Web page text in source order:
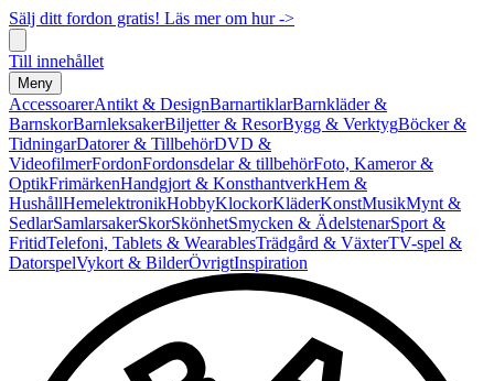
Sälj ditt fordon gratis! Läs mer om hur ->
Till innehållet
Meny
AccessoarerAntikt & DesignBarnartiklarBarnkläder &
BarnskorBarnleksakerBiljetter & ResorBygg & VerktygBöcker &
TidningarDatorer & TillbehörDVD &
VideofilmerFordonFordonsdelar & tillbehörFoto, Kameror &
OptikFrimärkenHandgjort & KonsthantverkHem &
HushållHemelektronikHobbyKlockorKläderKonstMusikMynt &
SedlarSamlarsakerSkorSkönhetSmycken & ÄdelstenarSport &
FritidTelefoni, Tablets & WearablesTrädgård & VäxterTV-spel &
DatorspelVykort & BilderÖvrigtInspiration